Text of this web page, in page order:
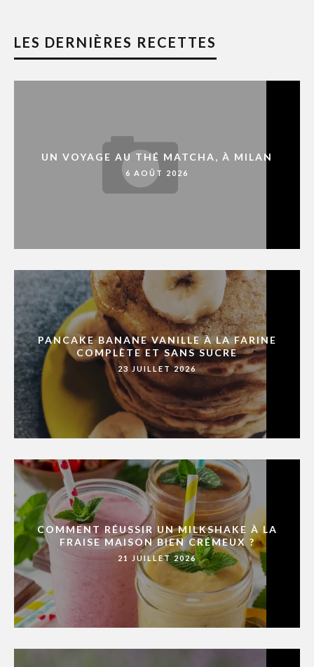
LES DERNIÈRES RECETTES
UN VOYAGE AU THÉ MATCHA, À MILAN
6 AOÛT 2026
PANCAKE BANANE VANILLE À LA FARINE
COMPLÈTE ET SANS SUCRE
23 JUILLET 2026
COMMENT RÉUSSIR UN MILKSHAKE À LA
FRAISE MAISON BIEN CRÉMEUX ?
21 JUILLET 2026